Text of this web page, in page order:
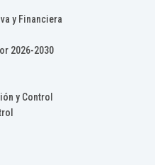
y Financiera
2026-2030
y Control